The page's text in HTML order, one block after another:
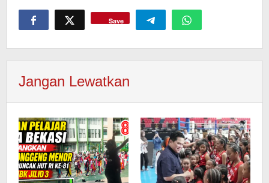
Save
Jangan Lewatkan